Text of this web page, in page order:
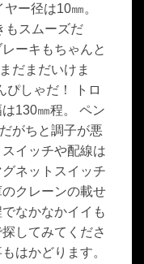
ー径は10㎜。
もスムーズだ
ーキもちゃんと
だまだいけま
ぴしゃだ！ トロ
130㎜程。 ペン
がちと調子が悪
イッチや配線は
ネットスイッチ
クレーンの載せ
なかなかイイも
してみてくださ
はかどります。